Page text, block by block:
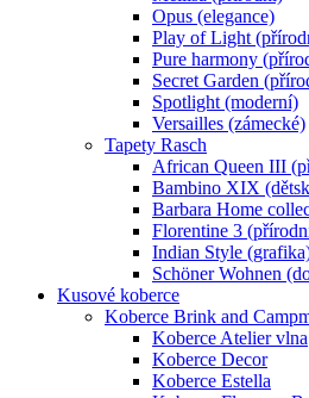
Opus (elegance)
Play of Light
Pure harmony
Secret Garden
Spotlight (moderní)
Versailles (zámecké)
Tapety Rasch
African Queen III
Bambino XIX
Barbara Home
Florentine 3
Indian Style
Schöner Wohnen
Kusové koberce
Koberce Brink and
Koberce Atelier vlna
Koberce Decor
Koberce Estella